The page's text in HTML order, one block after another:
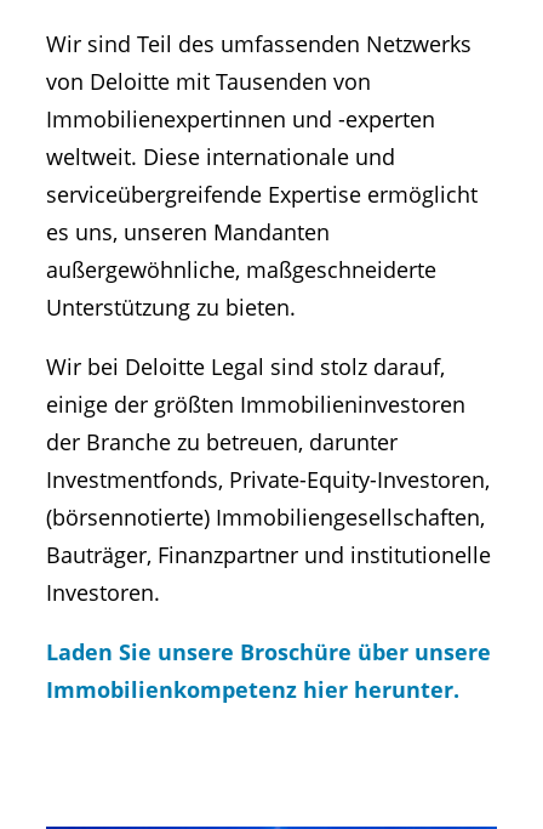
Wir sind Teil des umfassenden Netzwerks
von Deloitte mit Tausenden von
Immobilienexpertinnen und -experten
weltweit. Diese internationale und
serviceübergreifende Expertise ermöglicht
es uns, unseren Mandanten
außergewöhnliche, maßgeschneiderte
Unterstützung zu bieten.
Wir bei Deloitte Legal sind stolz darauf,
einige der größten Immobilieninvestoren
der Branche zu betreuen, darunter
Investmentfonds, Private-Equity-Investoren,
(börsennotierte) Immobiliengesellschaften,
Bauträger, Finanzpartner und institutionelle
Investoren.
Laden Sie unsere Broschüre über unsere
Immobilienkompetenz hier herunter.